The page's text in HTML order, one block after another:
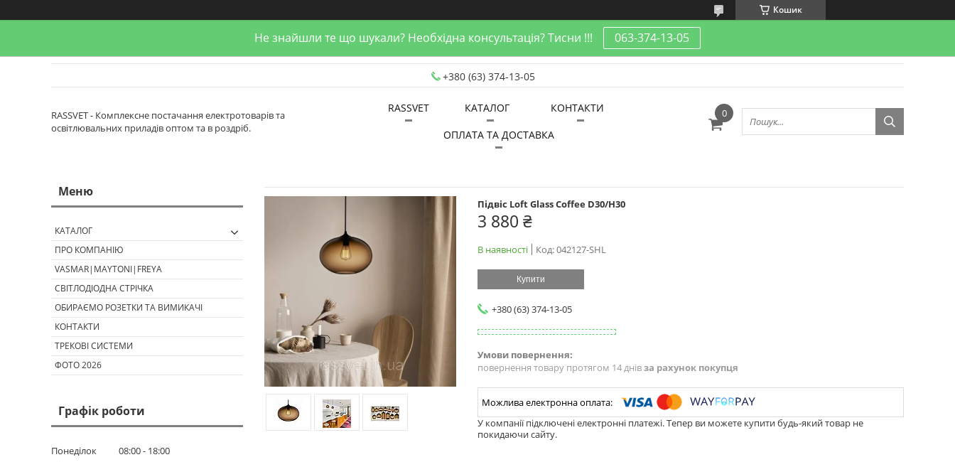
Кошик
Не знайшли те що шукали? Необхідна консультація? Тисни !!! 063-374-13-05
+380 (63) 374-13-05
RASSVET - Комплексне постачання електротоварів та
освітлювальних приладів оптом та в роздріб.
RASSVET КАТАЛОГ
КОНТАКТИ
ОПЛАТА ТА ДОСТАВКА
Підвіс Loft Glass Coffee D30/H30
3 880 ₴
В наявності Код:042127-SHL
Купити
+380 (63) 374-13-05
повернення товару протягом 14 днівза рахунок покупця
У компанії підключені електронні платежі. Тепер ви можете купити будь-який товар не
покидаючи сайту.
КАТАЛОГ
ПРО КОМПАНІЮ
VASMAR|MAYTONI|FREYA
СВІТЛОДІОДНА СТРІЧКА
ОБИРАЄМО РОЗЕТКИ ТА ВИМИКАЧІ
КОНТАКТИ
ТРЕКОВІ СИСТЕМИ
ФОТО 2026
Графік роботи
Понеділок 08:00
18:00